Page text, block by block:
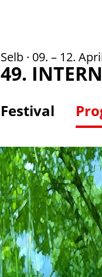
Selb · 09. – 12.
49.
Festival